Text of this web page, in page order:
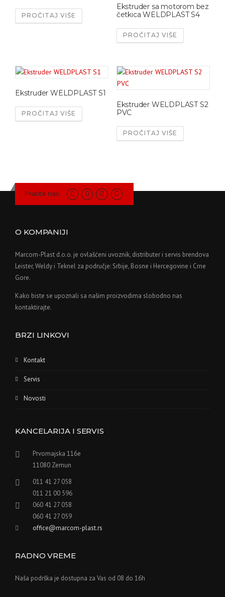
PROČITAJ VIŠE
Ekstruder sa motorom bez
četkica WELDPLAST S4
PROČITAJ VIŠE
Ekstruder WELDPLAST S1
PROČITAJ VIŠE
Ekstruder WELDPLAST S2
PVC
PROČITAJ VIŠE
Pratite nas:
O KOMPANIJI
Marcom-Plast d.o.o. je ovlašćeni uvoznik, distributer i servis brendova
Leister, Weldy i Teknel za područje: Srbije, Bosne i Hercegovine i Crne
Gore.
Kako biste se upoznali sa našim proizvodima slobodno nas
kontaktirajte.
BRZI LINKOVI
Kontakt
Servis
Novosti
KANCELARIJA I SERVIS
Prvomajska 116e
11080 Zemun
011 41 27 058
011 21 00 596
060 41 27 058
060 41 27 059
office@marcom-plast.rs
RADNO VREME
Naša podrška je dostupna za Vas od 08 do 16h